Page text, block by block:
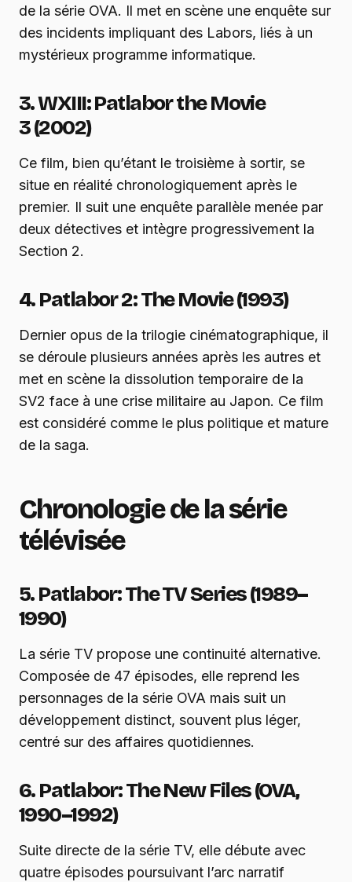
de la série OVA. Il met en scène une enquête sur
des incidents impliquant des Labors, liés à un
mystérieux programme informatique.
3. WXIII: Patlabor the Movie
3 (2002)
Ce film, bien qu’étant le troisième à sortir, se
situe en réalité chronologiquement après le
premier. Il suit une enquête parallèle menée par
deux détectives et intègre progressivement la
Section 2.
4. Patlabor 2: The Movie (1993)
Dernier opus de la trilogie cinématographique, il
se déroule plusieurs années après les autres et
met en scène la dissolution temporaire de la
SV2 face à une crise militaire au Japon. Ce film
est considéré comme le plus politique et mature
de la saga.
Chronologie de la série
télévisée
5. Patlabor: The TV Series (1989–
1990)
La série TV propose une continuité alternative.
Composée de 47 épisodes, elle reprend les
personnages de la série OVA mais suit un
développement distinct, souvent plus léger,
centré sur des affaires quotidiennes.
6. Patlabor: The New Files (OVA,
1990–1992)
Suite directe de la série TV, elle débute avec
quatre épisodes poursuivant l’arc narratif